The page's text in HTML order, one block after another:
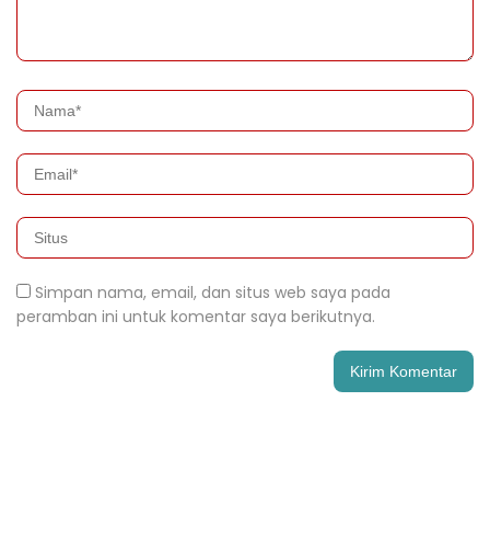
Simpan nama, email, dan situs web saya pada
peramban ini untuk komentar saya berikutnya.